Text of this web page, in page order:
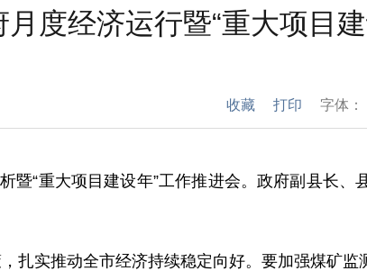
度经济运行暨“重大项目
收藏 打印 字体：
暨“重大项目建设年”工作推进会。政府副县长、
扎实推动全市经济持续稳定向好。要加强煤矿